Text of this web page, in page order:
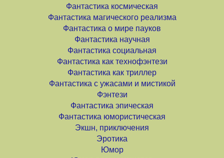
Фантастика космическая
Фантастика магического реализма
Фантастика о мире пауков
Фантастика научная
Фантастика социальная
Фантастика как технофэнтези
Фантастика как триллер
Фантастика с ужасами и мистикой
Фэнтези
Фантастика эпическая
Фантастика юмористическая
Экшн, приключения
Эротика
Юмор